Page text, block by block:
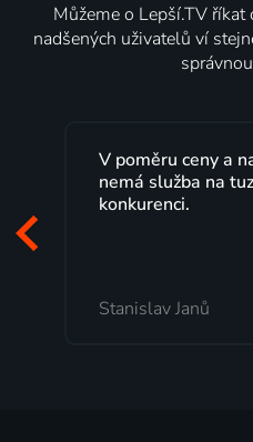
Můžeme o Lepší.TV
nadšených uživatelů ví
a nabídky kanálů
na tuzemském trhu